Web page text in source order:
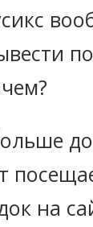
на